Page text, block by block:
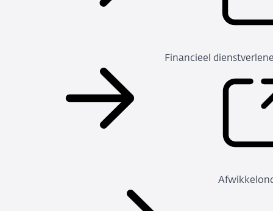
Financieel